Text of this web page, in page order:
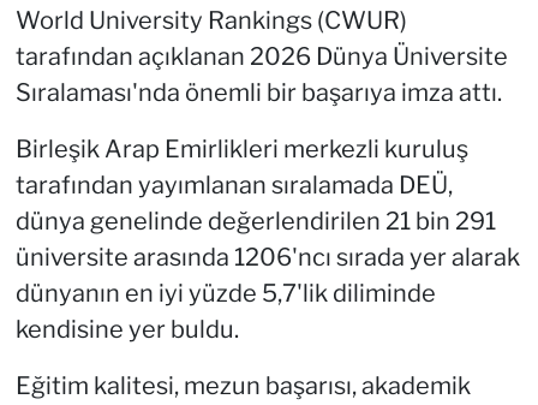
World University Rankings (CWUR)
tarafından açıklanan 2026 Dünya Üniversite
Sıralaması'nda önemli bir başarıya imza attı.
Birleşik Arap Emirlikleri merkezli kuruluş
tarafından yayımlanan sıralamada DEÜ,
dünya genelinde değerlendirilen 21 bin 291
üniversite arasında 1206'ncı sırada yer alarak
dünyanın en iyi yüzde 5,7'lik diliminde
kendisine yer buldu.
Eğitim kalitesi, mezun başarısı, akademik